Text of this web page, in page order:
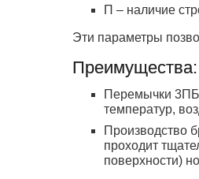
П – наличие
Эти параметры
Преимущества:
Перемычки
температур,
Производство
проходит
поверхности)